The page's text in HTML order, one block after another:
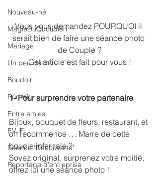
Nouveau-né
MagieDuQuotidien
Mariage
Un peu de moi
Boudoir
Portrait
Entre amies
EVJF
Séance "Découverte"
Reportage d'entreprise
Vous vous demandez POURQUOI il
serait bien de faire une séance photo
de Couple ?
Cet article est fait pour vous !
1- Pour surprendre votre partenaire
Bijoux, bouquet de fleurs, restaurant, et
on recommence … Marre de cette
boucle infernale ?
Soyez original, surprenez votre moitié,
offrez lui une séance photo !